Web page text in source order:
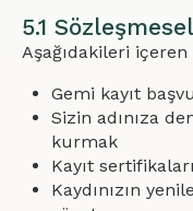
5.1
Aşağıdakileri
Gemi kayıt
Sizin adınıza
kurmak
Kayıt
Kaydınızın